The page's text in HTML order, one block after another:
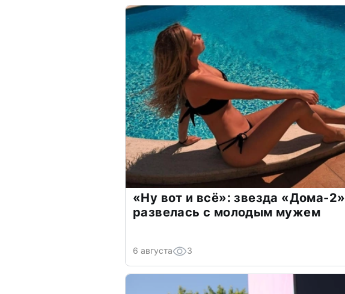
«Ну вот и всё»: звезда «Дома-2»
развелась с молодым мужем
6 августа 3